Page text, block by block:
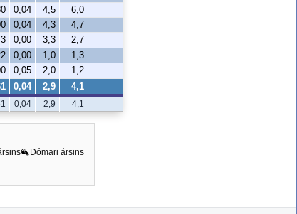
0,04 4,5
6,0
0,04 4,3
4,7
0,00 3,3
2,7
0,00 1,0
1,3
0,05 2,0 1,2
0,04 2,9 4,1
0,04 2,9 4,1
Dómari ársins